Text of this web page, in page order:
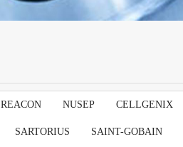
REACON NUSEP CELLGENIX
SARTORIUS SAINT-GOBAIN